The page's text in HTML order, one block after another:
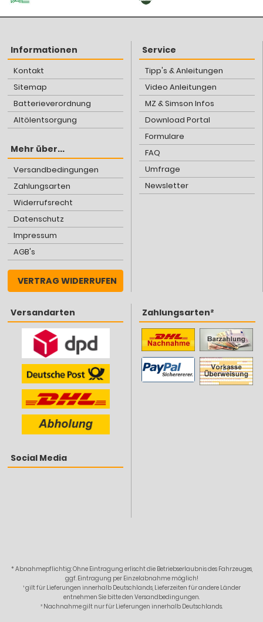
Informationen
Kontakt
Sitemap
Batterieverordnung
Altölentsorgung
Mehr über...
Versandbedingungen
Zahlungsarten
Widerrufsrecht
Datenschutz
Impressum
AGB's
VERTRAG WIDERRUFEN
Service
Tipp's & Anleitungen
Video Anleitungen
MZ & Simson Infos
Download Portal
Formulare
FAQ
Umfrage
Newsletter
Versandarten
Social Media
Zahlungsarten²
* Abnahmepflichtig: Ohne Eintragung erlischt die Betriebserlaubnis des Fahrzeuges,
ggf. Eintragung per Einzelabnahme möglich!
¹ gilt für Lieferungen innerhalb Deutschlands, Lieferzeiten für andere Länder
entnehmen Sie bitte den Versandbedingungen.
² Nachnahme gilt nur für Lieferungen innerhalb Deutschlands.